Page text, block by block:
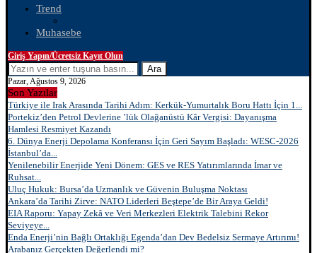
Trend
Muhasebe
Giriş Yapın/Ücretsiz Kayıt Olun
Ara
Pazar, Ağustos 9, 2026
Son Yazılar
Türkiye ile Irak Arasında Tarihi Adım: Kerkük-Yumurtalık Boru Hattı İçin 1...
Portekiz’den Petrol Devlerine ’lük Olağanüstü Kâr Vergisi: Dayanışma
Hamlesi Resmiyet Kazandı
6. Dünya Enerji Depolama Konferansı İçin Geri Sayım Başladı: WESC-2026
İstanbul’da...
Yenilenebilir Enerjide Yeni Dönem: GES ve RES Yatırımlarında İmar ve
Ruhsat...
Uluç Hukuk: Bursa’da Uzmanlık ve Güvenin Buluşma Noktası
Ankara’da Tarihi Zirve: NATO Liderleri Beştepe’de Bir Araya Geldi!
EIA Raporu: Yapay Zekâ ve Veri Merkezleri Elektrik Talebini Rekor
Seviyeye...
Enda Enerji’nin Bağlı Ortaklığı Egenda’dan Dev Bedelsiz Sermaye Artırımı!
Arabanız Gerçekten Değerlendi mi?